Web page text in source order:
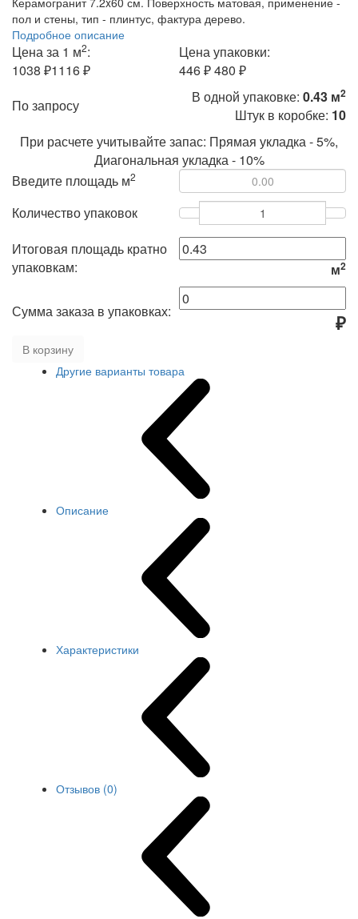
пол и стены, тип - плинтус, фактура дерево.
Подробное описание
Цена за 1 м2:
1038 ₽1116 ₽
Цена упаковки:
446 ₽480 ₽
По запросу
В одной упаковке: 0.43 м2
Штук в коробке: 10
При расчете учитывайте запас: Прямая укладка - 5%,
Диагональная укладка - 10%
Введите площадь м2
Количество упаковок
Итоговая площадь кратно
упаковкам:
м2
Сумма заказа в упаковках: ₽
В корзину
Другие варианты товара
Описание
Характеристики
Отзывов (0)